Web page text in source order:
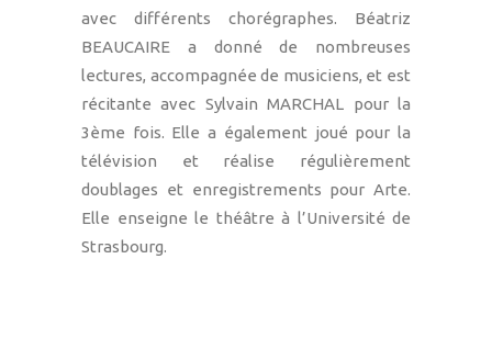
avec différents chorégraphes. Béatriz
BEAUCAIRE a donné de nombreuses
lectures, accompagnée de musiciens, et est
récitante avec Sylvain MARCHAL pour la
3ème fois. Elle a également joué pour la
télévision et réalise régulièrement
doublages et enregistrements pour Arte.
Elle enseigne le théâtre à l’Université de
Strasbourg.